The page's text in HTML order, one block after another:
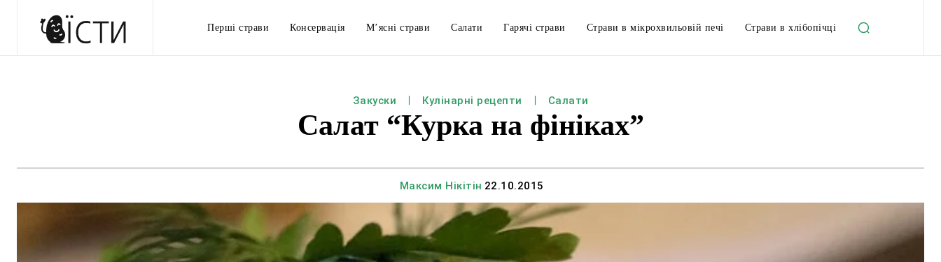
Перші страви Консервація М’ясні страви Салати Гарячі страви Страви в мікрохвильовій печі Страви в хлібопічці
Закуски Кулінарні рецепти Салати
Салат “Курка на фініках”
Максим Нікітін 22.10.2015